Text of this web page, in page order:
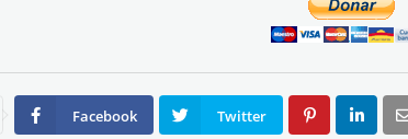
Facebook Twitter